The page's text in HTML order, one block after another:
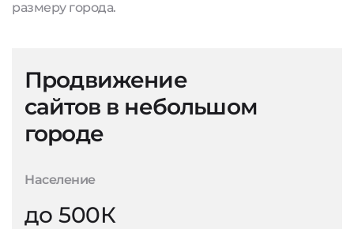
размеру города.
Продвижение
сайтов в небольшом
городе
Население
до 500К